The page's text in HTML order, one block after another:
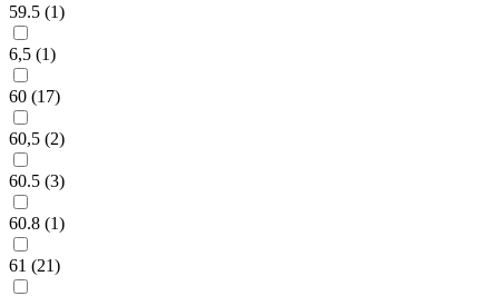
59.5 (1)
6,5 (1)
60 (17)
60,5 (2)
60.5 (3)
60.8 (1)
61 (21)